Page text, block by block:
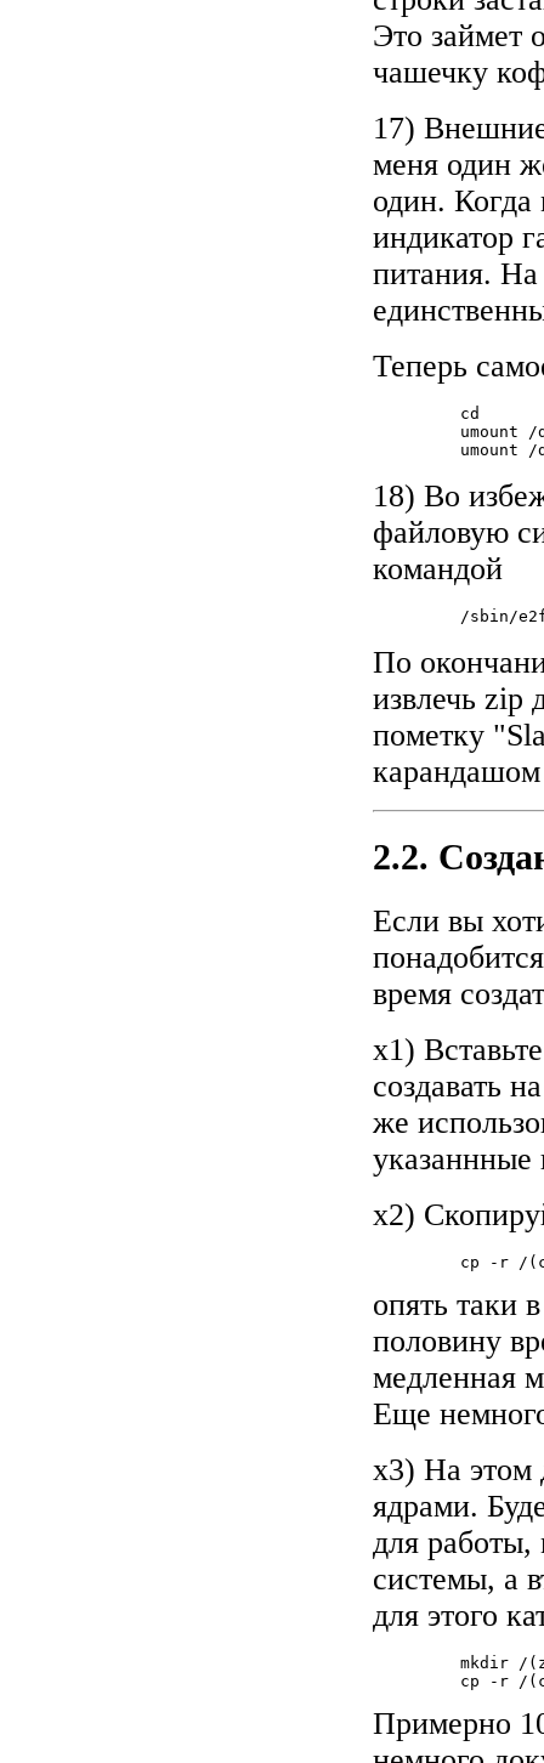
Это займет
чашечку
17)
меня один
один. Когда
индикатор
питания. На
Теперь
         cd
umount
18) Во
файловую
командой
/sbin/
По
извлечь zip
пометку
2.2.
Если вы
время
x1)
создавать
же
x2)
cp -r /
опять таки
половину
медленная
Еще
x3) На этом
ядрами.
для работы,
системы, а
для этого
mkdir /
cp -r /
Примерно